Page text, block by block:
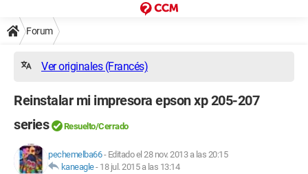
Forum
Ver originales (Francés)
Reinstalar mi impresora epson xp 205-207
series
Resuelto/Cerrado
pechemelba66- Editado el 28 nov. 2013 a las 20:15
kaneagle- 18 jul. 2015 a las 13:14